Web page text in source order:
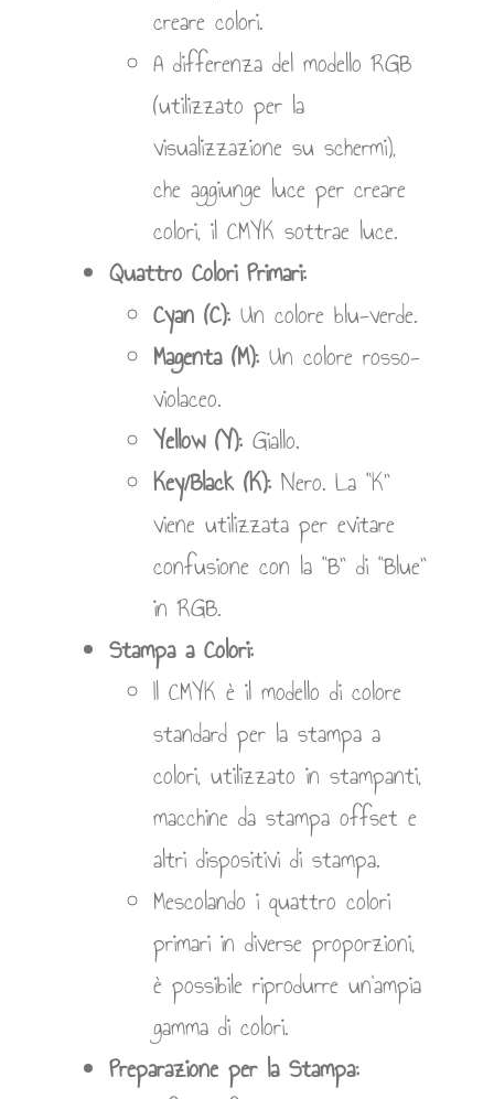
creare colori.
A differenza del modello RGB
(utilizzato per la
visualizzazione su schermi),
che aggiunge luce per creare
colori, il CMYK sottrae luce.
Quattro Colori Primari:
Cyan (C): Un colore blu-verde.
Magenta (M): Un colore rosso-
violaceo.
Yellow (Y): Giallo.
Key/Black (K): Nero. La “K”
viene utilizzata per evitare
confusione con la “B” di “Blue”
in RGB.
Stampa a Colori:
Il CMYK è il modello di colore
standard per la stampa a
colori, utilizzato in stampanti,
macchine da stampa offset e
altri dispositivi di stampa.
Mescolando i quattro colori
primari in diverse proporzioni,
è possibile riprodurre un’ampia
gamma di colori.
Preparazione per la Stampa: